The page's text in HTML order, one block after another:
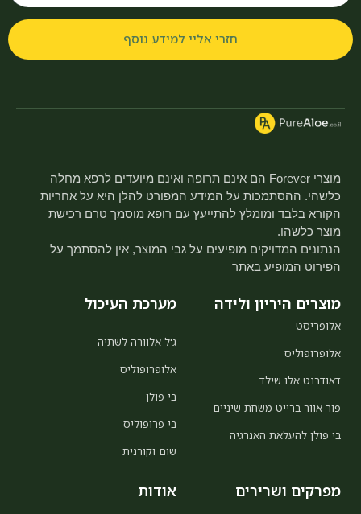
חזרי אליי למידע נוסף
מוצרי Forever הם אינם תרופה ואינם מיועדים לרפא מחלה
כלשהי. ההסתמכות על המידע המפורט להלן היא על אחריות
הקורא בלבד ומומלץ להתייעץ עם רופא מוסמך טרם רכישת
מוצר כלשהו.
הנתונים המדויקים מופיעים על גבי המוצר, אין להסתמך על
הפירוט המופיע באתר
מוצרים היריון ולידה
אלופריסט
אלופרופוליס
דאודרנט אלו שילד
פור אוור ברייט משחת שיניים
בי פולן להעלאת האנרגיה
מערכת העיכול
ג'ל אלוורה לשתיה
אלופרופוליס
בי פולן
בי פרופוליס
שום וקורנית
מפרקים ושרירים אודות